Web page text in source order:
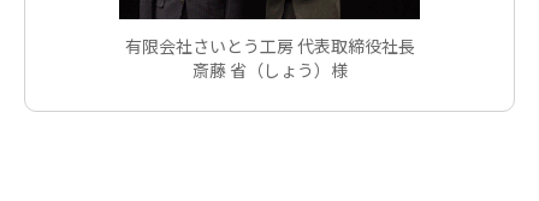
有限会社さいとう工房 代表取締役社長
斎藤 省（しょう）様